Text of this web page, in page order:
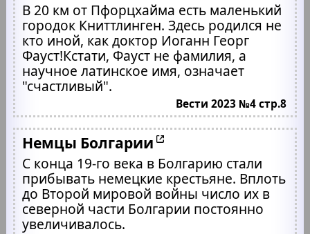
В 20 км от Пфорцхайма есть маленький
городок Книттлинген. Здесь родился не
кто иной, как доктор Иоганн Георг
Фауст!Кстати, Фауст не фамилия, а
научное латинское имя, означает
"счастливый".
Вести 2023 №4 стр.8
Немцы Болгарии
С конца 19-го века в Болгарию стали
прибывать немецкие крестьяне. Вплоть
до Второй мировой войны число их в
северной части Болгарии постоянно
увеличивалось.